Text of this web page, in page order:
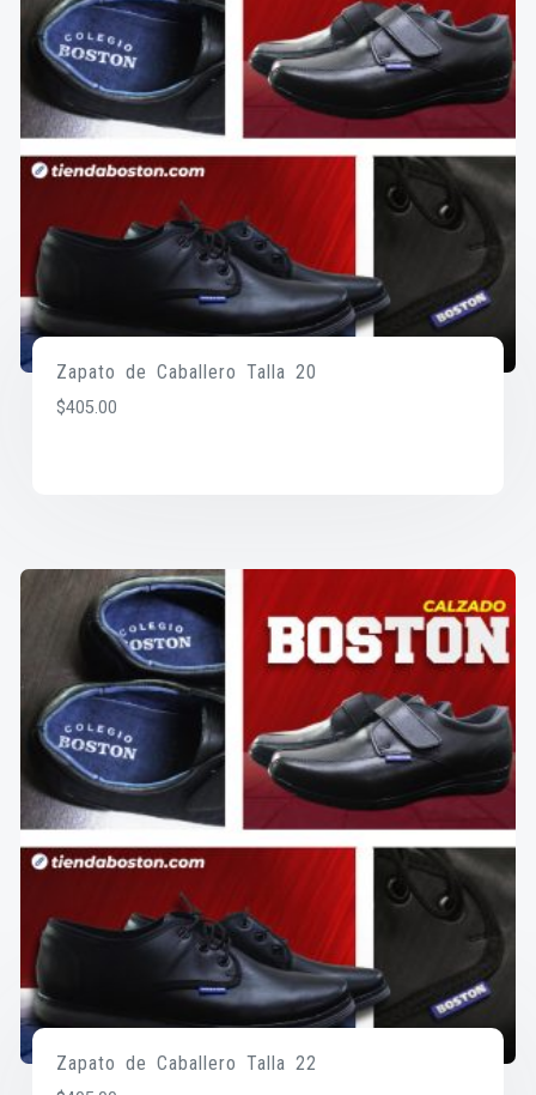
Zapato de Caballero Talla 20
$405.00
Zapato de Caballero Talla 22